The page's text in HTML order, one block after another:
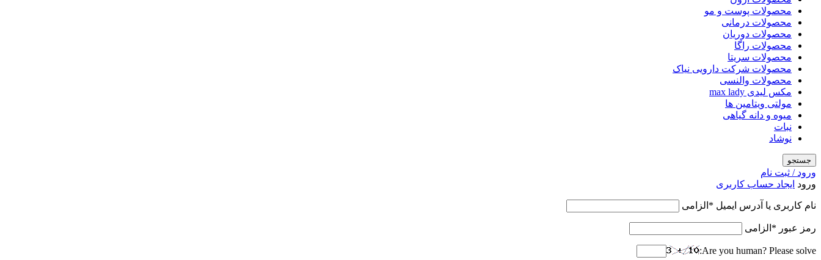
محصولات پوست و مو
محصولات درمانی
محصولات دوریان
محصولات راگا
محصولات سریتا
محصولات شرکت دارویی نیاک
محصولات والنسی
مکس لیدی max lady
مولتی ویتامین ها
میوه و دانه گیاهی
نبات
نوشاد
جستجو
ورود / ثبت نام
ورود ایجاد حساب کاربری
نام کاربری یا آدرس ایمیل * الزامی
رمز عبور * الزامی
Are you human? Please solve: